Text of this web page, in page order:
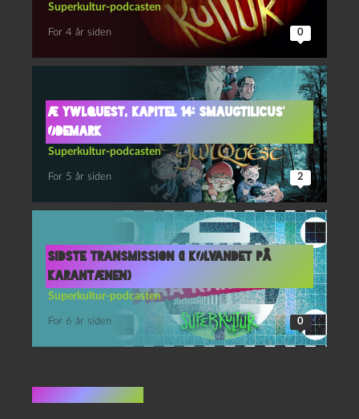
Superkultur-podcasten
For 4 år siden 0
Æ YwlQuest, kapitel 14: Smaugtilicus’
ødemark
Superkultur-podcasten
For 5 år siden 2
Sidste transmission (i kølvandet på
karantænen)
Superkultur-podcasten
For 6 år siden 0
6 kommentarer